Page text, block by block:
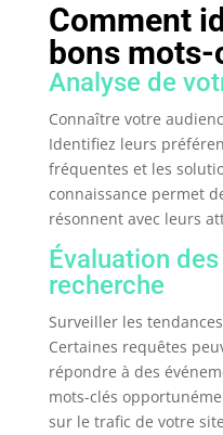
Comment
bons
Analyse de
Connaître votre
Identifiez leurs
fréquentes et les
connaissance permet
résonnent avec leurs
Évaluation
recherche
Surveiller les
Certaines requêtes
répondre à des
mots-clés
sur le trafic de votre